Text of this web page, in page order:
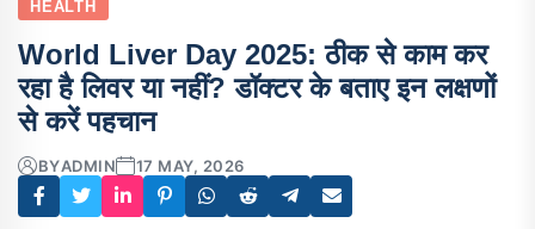
HEALTH
World Liver Day 2025: ठीक से काम कर
रहा है लिवर या नहीं? डॉक्टर के बताए इन लक्षणों
से करें पहचान
BYADMIN 17 MAY, 2026